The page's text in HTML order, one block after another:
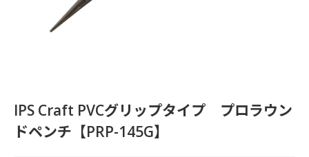
IPS Craft PVCグリップタイプ プロラウン
ドペンチ【PRP-145G】